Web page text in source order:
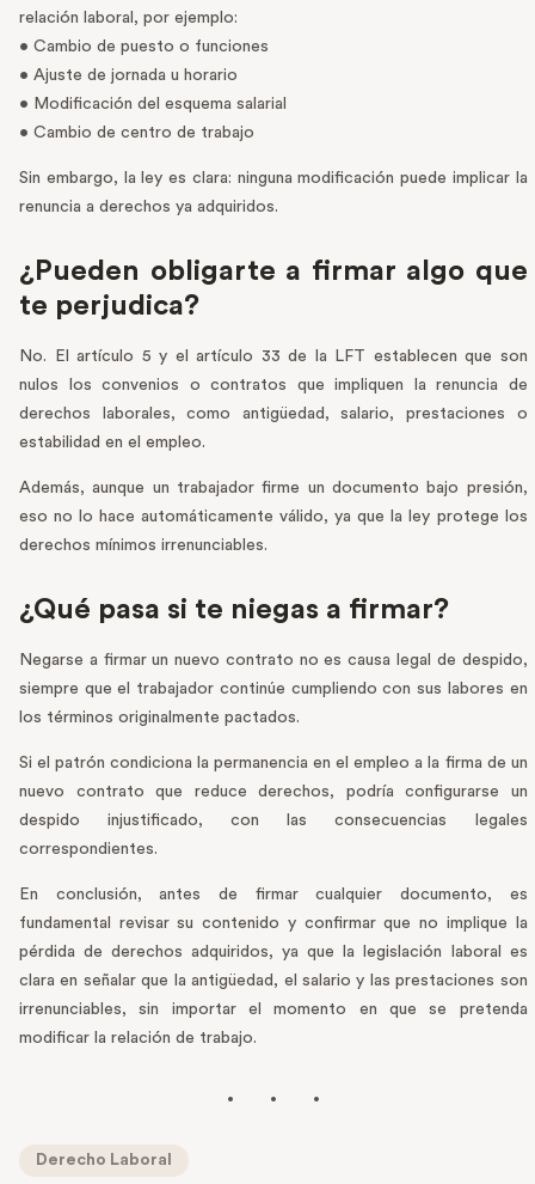
relación laboral, por ejemplo:
• Cambio de puesto o funciones
• Ajuste de jornada u horario
• Modificación del esquema salarial
• Cambio de centro de trabajo
Sin embargo, la ley es clara: ninguna modificación puede implicar la
renuncia a derechos ya adquiridos.
¿Pueden obligarte a firmar algo que
te perjudica?
No. El artículo 5 y el artículo 33 de la LFT establecen que son
nulos los convenios o contratos que impliquen la renuncia de
derechos laborales, como antigüedad, salario, prestaciones o
estabilidad en el empleo.
Además, aunque un trabajador firme un documento bajo presión,
eso no lo hace automáticamente válido, ya que la ley protege los
derechos mínimos irrenunciables.
¿Qué pasa si te niegas a firmar?
Negarse a firmar un nuevo contrato no es causa legal de despido,
siempre que el trabajador continúe cumpliendo con sus labores en
los términos originalmente pactados.
Si el patrón condiciona la permanencia en el empleo a la firma de un
nuevo contrato que reduce derechos, podría configurarse un
despido injustificado, con las consecuencias legales
correspondientes.
En conclusión, antes de firmar cualquier documento, es
fundamental revisar su contenido y confirmar que no implique la
pérdida de derechos adquiridos, ya que la legislación laboral es
clara en señalar que la antigüedad, el salario y las prestaciones son
irrenunciables, sin importar el momento en que se pretenda
modificar la relación de trabajo.
Derecho Laboral